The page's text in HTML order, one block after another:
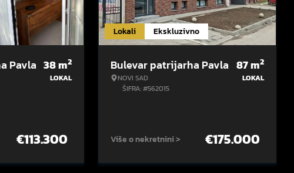
Pavla 38m2
LOKAL
€113.300
Lokali Ekskluzivno
Bulevar patrijarha Pavla
NOVI SAD
ŠIFRA: #562015
87m2
LOKAL
Više o nekretnini > €175.000